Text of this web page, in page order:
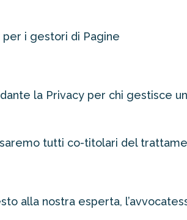
i gestori di Pagine
la Privacy per chi gestisce
tutti co-titolari del
alla nostra esperta,